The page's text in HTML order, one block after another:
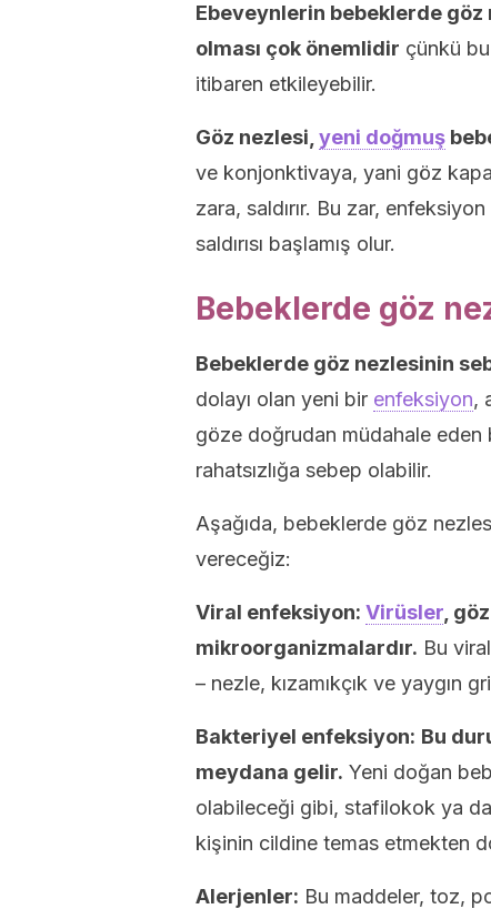
Ebeveynlerin bebeklerde göz
olması çok önemlidir çünkü
itibaren etkileyebilir.
Göz nezlesi, yeni doğmuş
ve konjonktivaya, yani göz
zara, saldırır. Bu zar,
saldırısı başlamış olur.
Bebeklerde göz
Bebeklerde göz nezlesinin
dolayı olan yeni bir enfeksiyon,
göze doğrudan müdahale
rahatsızlığa sebep olabilir.
Aşağıda, bebeklerde göz
vereceğiz:
Viral enfeksiyon: Virüsler ,
mikroorganizmalardır. Bu
– nezle, kızamıkçık ve yaygın
Bakteriyel enfeksiyon: Bu
meydana gelir. Yeni doğan
olabileceği gibi, stafilokok ya
kişinin cildine temas etmekten
Alerjenler: Bu maddeler, toz,